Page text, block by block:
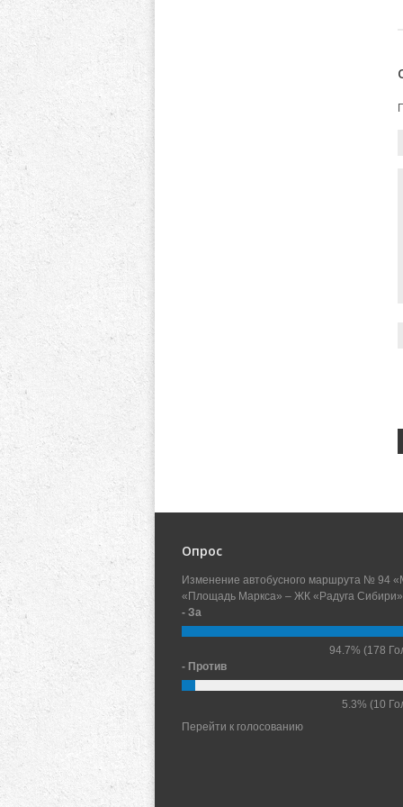
Опрос
Изменение автобусного маршрута № 94
«Площадь Маркса» – ЖК «Радуга Сибири»
- За
94.7% (178
- Против
5.3% (10
Перейти к голосованию